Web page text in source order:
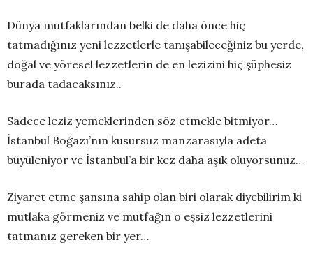
Dünya mutfaklarından belki de daha önce hiç
tatmadığınız yeni lezzetlerle tanışabileceğiniz bu yerde,
doğal ve yöresel lezzetlerin de en lezizini hiç şüphesiz
burada tadacaksınız..
Sadece leziz yemeklerinden söz etmekle bitmiyor…
İstanbul Boğazı’nın kusursuz manzarasıyla adeta
büyüleniyor ve İstanbul’a bir kez daha aşık oluyorsunuz…
Ziyaret etme şansına sahip olan biri olarak diyebilirim ki
mutlaka görmeniz ve mutfağın o eşsiz lezzetlerini
tatmanız gereken bir yer…